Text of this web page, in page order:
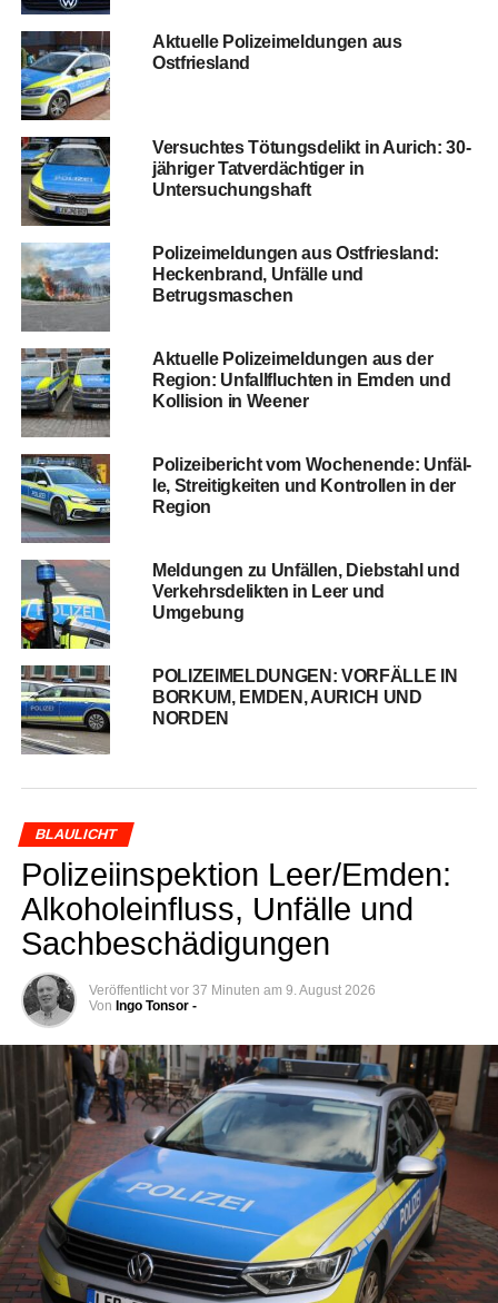
Aktu­el­le Poli­zei­mel­dun­gen aus
Ostfriesland
Ver­such­tes Tötungs­de­likt in Aurich: 30-
jäh­ri­ger Tat­ver­däch­ti­ger in
Untersuchungshaft
Poli­zei­mel­dun­gen aus Ost­fries­land:
Hecken­brand, Unfäl­le und
Betrugsmaschen
Aktu­el­le Poli­zei­mel­dun­gen aus der
Regi­on: Unfall­fluch­ten in Emden und
Kol­li­si­on in Weener
Poli­zei­be­richt vom Wochen­en­de: Unfäl­
le, Strei­tig­kei­ten und Kon­trol­len in der
Region
Mel­dun­gen zu Unfäl­len, Dieb­stahl und
Ver­kehrs­de­lik­ten in Leer und
Umgebung
POLIZEIMELDUNGEN: VORFÄLLE IN
BORKUM, EMDEN, AURICH UND
NORDEN
BLAULICHT
Poli­zei­in­spek­ti­on Leer/Emden:
Alko­hol­ein­fluss, Unfäl­le und
Sachbeschädigungen
Veröffentlicht vor 37 Minuten am 9. August 2026
Von Ingo Tonsor -